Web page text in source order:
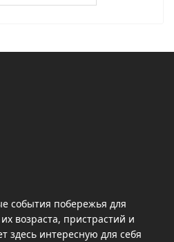
события побережья для
возраста, пристрастий и
здесь интересную для себя